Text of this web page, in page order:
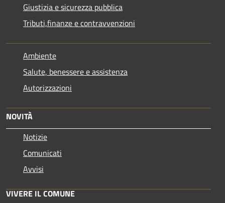
Giustizia e sicurezza pubblica
Tributi,finanze e contravvenzioni
Ambiente
Salute, benessere e assistenza
Autorizzazioni
NOVITÀ
Notizie
Comunicati
Avvisi
VIVERE IL COMUNE